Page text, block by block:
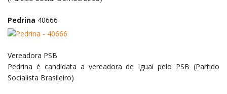
Pedrina 40666
Vereadora PSB
Pedrina é candidata a vereadora de Iguaí pelo PSB (Partido
Socialista Brasileiro)